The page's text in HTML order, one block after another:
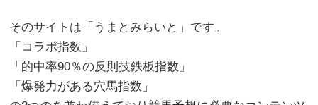
そのサイトは 「うまとみらいと」 です。
「コラボ指数」
「的中率90％の反則技鉄板指数」
「爆発力がある穴馬指数」